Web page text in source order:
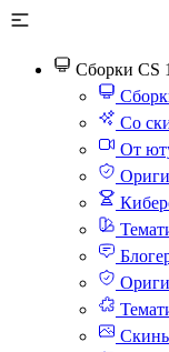
Сборки CS
Со
От